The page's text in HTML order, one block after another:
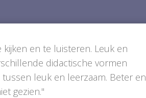
kijken en te luisteren. Leuk en
didactische vormen
leuk en leerzaam. Beter en
gezien."